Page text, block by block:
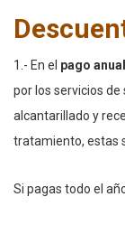
1.- En el pago
por los servicios
alcantarillado y
tratamiento, estas
Si pagas todo el